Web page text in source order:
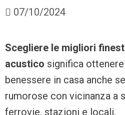
07/10/2024
Scegliere le migliori
acustico significa
benessere in casa anche
rumorose con vicinanza a
ferrovie, stazioni e locali.